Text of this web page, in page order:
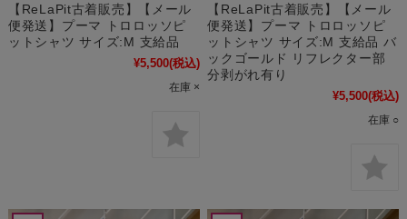
【ReLaPit古着販売】【メール
便発送】プーマ トロロッソピ
ットシャツ サイズ:M 支給品
¥5,500(税込)
在庫 ×
【ReLaPit古着販売】【メール
便発送】プーマ トロロッソピ
ットシャツ サイズ:M 支給品 バ
ックゴールド リフレクター部
分剥がれ有り
¥5,500(税込)
在庫 ○